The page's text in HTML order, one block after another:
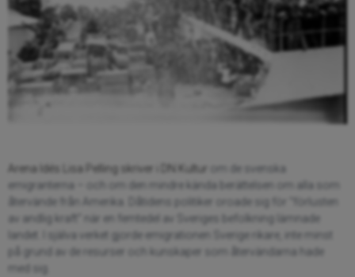
Arena Idés Lisa Pelling skriver i DN Kultur
om de svenska
emigranterna – och om den mindre kända berättelsen om alla som
återvände från Amerika. Dåtidens politiker oroade sig för “förlusten
av andlig kraft” när en femtedel av Sveriges befolkning lämnade
landet. I själva verket gjorde emigrationen Sverige rikare, inte minst
på grund av de resurser och kunskaper som återvändarna hade
med sig.